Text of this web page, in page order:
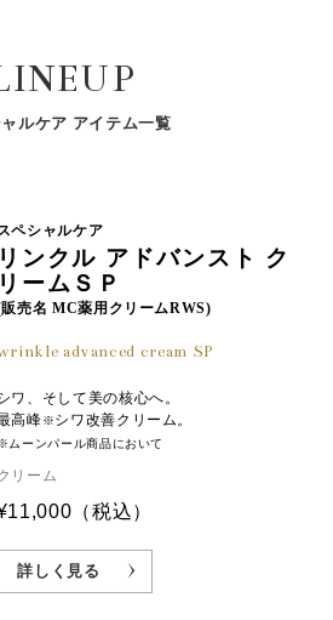
処方 ®※3により汚れを吸着、マコン
り古い角層の汚れによる黄ぐすみを
明感のある肌に導きます。
キス、ＢＧ、ＰＥＧ－６０水添ヒマ
シルテトラデセス－３０、ヒドロキ
セルロース、クエン酸Ｎａ、クエン
ルケア アイテム一覧
ペシャルケア
リンクル アドバンスト ク
リームＳＰ
売名 MC薬用クリームRWS)
advanced cream SP
ワ、そして美の核心へ。
高峰※シワ改善クリーム。
ムーンパール商品において
リーム
（税込）
詳しく見る